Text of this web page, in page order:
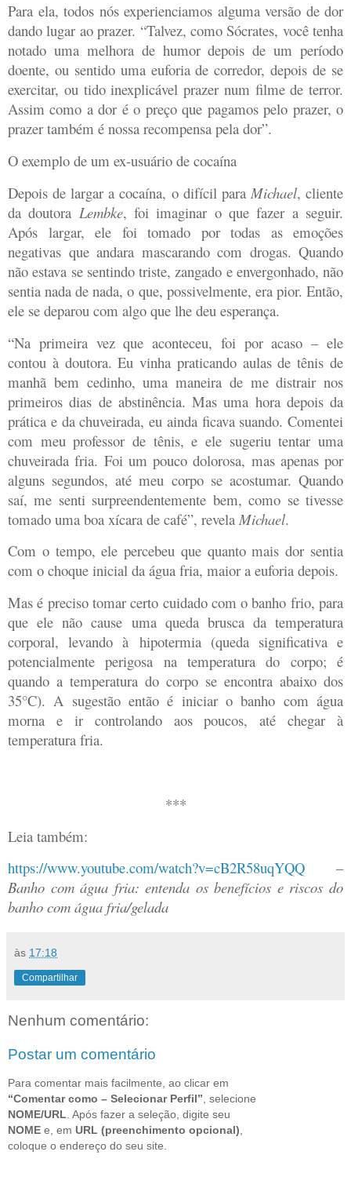
Para ela, todos nós experienciamos alguma versão de dor
dando lugar ao prazer. “Talvez, como Sócrates, você tenha
notado uma melhora de humor depois de um período
doente, ou sentido uma euforia de corredor, depois de se
exercitar, ou tido inexplicável prazer num filme de terror.
Assim como a dor é o preço que pagamos pelo prazer, o
prazer também é nossa recompensa pela dor”.
O exemplo de um ex-usuário de cocaína
Depois de largar a cocaína, o difícil para Michael, cliente
da doutora Lembke, foi imaginar o que fazer a seguir.
Após largar, ele foi tomado por todas as emoções
negativas que andara mascarando com drogas. Quando
não estava se sentindo triste, zangado e envergonhado, não
sentia nada de nada, o que, possivelmente, era pior. Então,
ele se deparou com algo que lhe deu esperança.
“Na primeira vez que aconteceu, foi por acaso – ele
contou à doutora. Eu vinha praticando aulas de tênis de
manhã bem cedinho, uma maneira de me distrair nos
primeiros dias de abstinência. Mas uma hora depois da
prática e da chuveirada, eu ainda ficava suando. Comentei
com meu professor de tênis, e ele sugeriu tentar uma
chuveirada fria. Foi um pouco dolorosa, mas apenas por
alguns segundos, até meu corpo se acostumar. Quando
saí, me senti surpreendentemente bem, como se tivesse
tomado uma boa xícara de café”, revela Michael.
Com o tempo, ele percebeu que quanto mais dor sentia
com o choque inicial da água fria, maior a euforia depois.
Mas é preciso tomar certo cuidado com o banho frio, para
que ele não cause uma queda brusca da temperatura
corporal, levando à hipotermia (queda significativa e
potencialmente perigosa na temperatura do corpo; é
quando a temperatura do corpo se encontra abaixo dos
35°C). A sugestão então é iniciar o banho com água
morna e ir controlando aos poucos, até chegar à
temperatura fria.
***
Leia também:
https://www.youtube.com/watch?v=cB2R58uqYQQ –
Banho com água fria: entenda os benefícios e riscos do
banho com água fria/gelada
às 17:18
Compartilhar
Nenhum comentário:
Postar um comentário
Para comentar mais facilmente, ao clicar em
“Comentar como – Selecionar Perfil” , selecione
NOME/URL . Após fazer a seleção, digite seu
NOME e, em URL (preenchimento opcional)
coloque o endereço do seu site.